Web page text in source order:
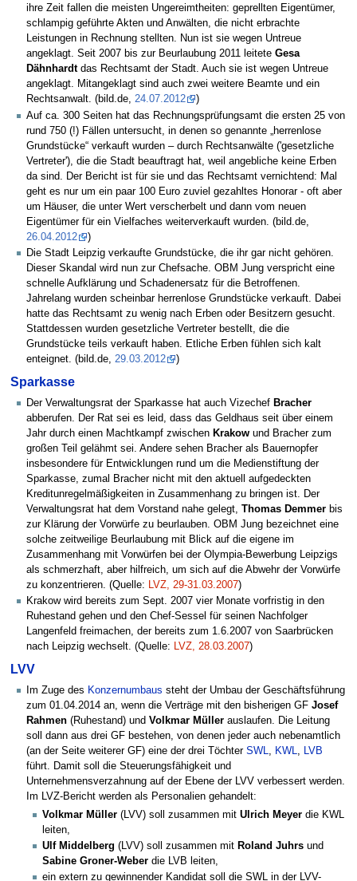
ihre Zeit fallen die meisten Ungereimtheiten: geprellten Eigentümer,
schlampig geführte Akten und Anwälten, die nicht erbrachte
Leistungen in Rechnung stellten. Nun ist sie wegen Untreue
angeklagt. Seit 2007 bis zur Beurlaubung 2011 leitete Gesa
Dähnhardtdas Rechtsamt der Stadt. Auch sie ist wegen Untreue
angeklagt. Mitangeklagt sind auch zwei weitere Beamte und ein
Rechtsanwalt. (bild.de, 24.07.2012
)
Auf ca. 300 Seiten hat das Rechnungsprüfungsamt die ersten 25 von
rund 750 (!) Fällen untersucht, in denen so genannte „herrenlose
Grundstücke“ verkauft wurden – durch Rechtsanwälte ('gesetzliche
Vertreter'), die die Stadt beauftragt hat, weil angebliche keine Erben
da sind. Der Bericht ist für sie und das Rechtsamt vernichtend: Mal
geht es nur um ein paar 100 Euro zuviel gezahltes Honorar - oft aber
um Häuser, die unter Wert verscherbelt und dann vom neuen
Eigentümer für ein Vielfaches weiterverkauft wurden. (bild.de,
26.04.2012
)
Die Stadt Leipzig verkaufte Grundstücke, die ihr gar nicht gehören.
Dieser Skandal wird nun zur Chefsache. OBM Jung verspricht eine
schnelle Aufklärung und Schadenersatz für die Betroffenen.
Jahrelang wurden scheinbar herrenlose Grundstücke verkauft. Dabei
hatte das Rechtsamt zu wenig nach Erben oder Besitzern gesucht.
Stattdessen wurden gesetzliche Vertreter bestellt, die die
Grundstücke teils verkauft haben. Etliche Erben fühlen sich kalt
enteignet. (bild.de, 29.03.2012 )
Sparkasse
Der Verwaltungsrat der Sparkasse hat auch Vizechef Bracher
abberufen. Der Rat sei es leid, dass das Geldhaus seit über einem
Jahr durch einen Machtkampf zwischen Krakow und Bracher zum
großen Teil gelähmt sei. Andere sehen Bracher als Bauernopfer
insbesondere für Entwicklungen rund um die Medienstiftung der
Sparkasse, zumal Bracher nicht mit den aktuell aufgedeckten
Kreditunregelmäßigkeiten in Zusammenhang zu bringen ist. Der
Verwaltungsrat hat dem Vorstand nahe gelegt, Thomas Demmer bis
zur Klärung der Vorwürfe zu beurlauben. OBM Jung bezeichnet eine
solche zeitweilige Beurlaubung mit Blick auf die eigene im
Zusammenhang mit Vorwürfen bei der Olympia-Bewerbung Leipzigs
als schmerzhaft, aber hilfreich, um sich auf die Abwehr der Vorwürfe
zu konzentrieren. (Quelle: LVZ, 29-31.03.2007)
Krakow wird bereits zum Sept. 2007 vier Monate vorfristig in den
Ruhestand gehen und den Chef-Sessel für seinen Nachfolger
Langenfeld freimachen, der bereits zum 1.6.2007 von Saarbrücken
nach Leipzig wechselt. (Quelle: LVZ, 28.03.2007)
LVV
Im Zuge des Konzernumbaus steht der Umbau der Geschäftsführung
zum 01.04.2014 an, wenn die Verträge mit den bisherigen GF Josef
Rahmen (Ruhestand) und Volkmar Müller auslaufen. Die Leitung
soll dann aus drei GF bestehen, von denen jeder auch nebenamtlich
(an der Seite weiterer GF) eine der drei Töchter SWL, KWL, LVB
führt. Damit soll die Steuerungsfähigkeit und
Unternehmensverzahnung auf der Ebene der LVV verbessert werden.
Im LVZ-Bericht werden als Personalien gehandelt:
Volkmar Müller (LVV) soll zusammen mitUlrich Meyer die KWL
leiten,
Ulf Middelberg (LVV) soll zusammen mit Roland Juhrs und
Sabine Groner-Weber die LVB leiten,
ein extern zu gewinnender Kandidat soll die SWL in der LVV-